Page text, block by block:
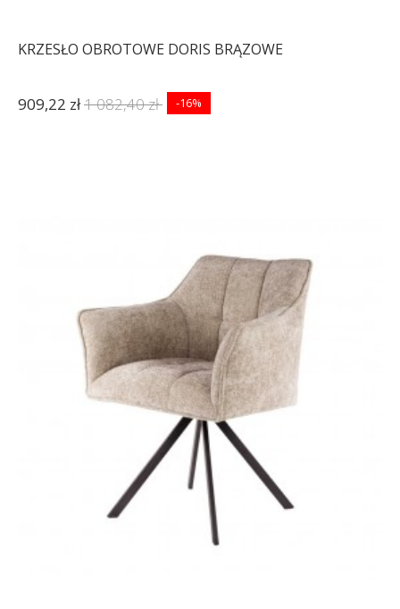
KRZESŁO OBROTOWE DORIS BRĄZOWE
909,22 zł1 082,40 zł -16%